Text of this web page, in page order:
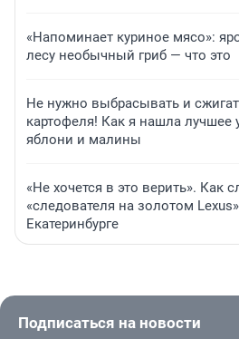
«Напоминает куриное мясо»:
лесу необычный гриб — что это
Не нужно выбрасывать и
картофеля! Как я нашла лучшее
яблони и малины
«Не хочется в это верить». Как
«следователя на золотом
Екатеринбурге
Подписаться на новости